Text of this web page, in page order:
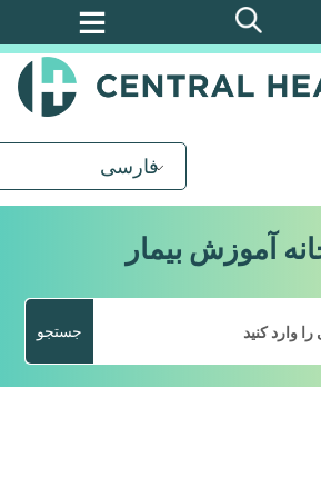
فارسی
آموزش بیمار
جستجو